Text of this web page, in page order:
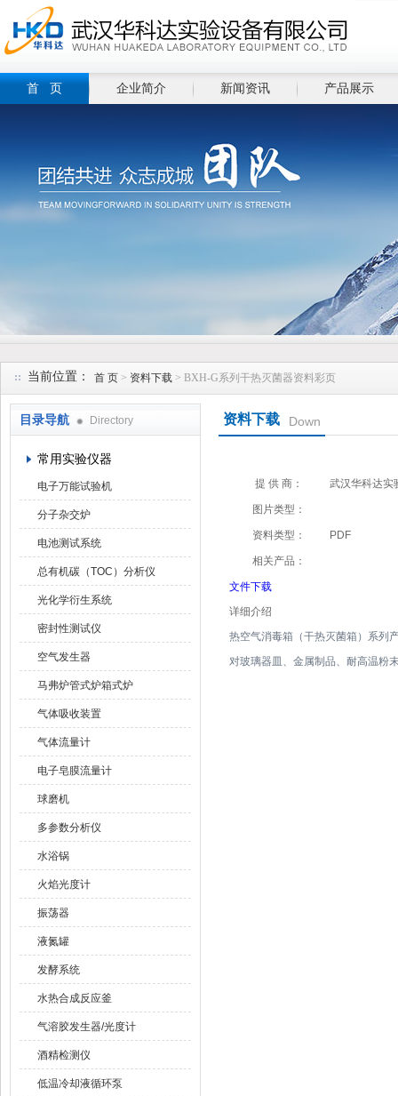
首 页 企业简介 新闻资讯 产品展示
当前位置： 首 页 > 资料下载 > BXH-G系列干热灭菌器资料彩页
目录导航 Directory
常用实验仪器
电子万能试验机
分子杂交炉
电池测试系统
总有机碳（TOC）分析仪
光化学衍生系统
密封性测试仪
空气发生器
马弗炉管式炉箱式炉
气体吸收装置
气体流量计
电子皂膜流量计
球磨机
多参数分析仪
水浴锅
火焰光度计
振荡器
液氮罐
发酵系统
水热合成反应釜
气溶胶发生器/光度计
酒精检测仪
低温冷却液循环泵
资料下载 Down
提 供 商： 武汉华科达实
图片类型：
资料类型： PDF
相关产品：
文件下载
详细介绍
热空气消毒箱（干热灭菌箱）系列
对玻璃器皿、金属制品、耐高温粉